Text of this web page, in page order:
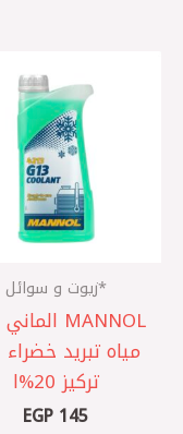
*زيوت و سوائل
تركيز 20%ا
EGP 145